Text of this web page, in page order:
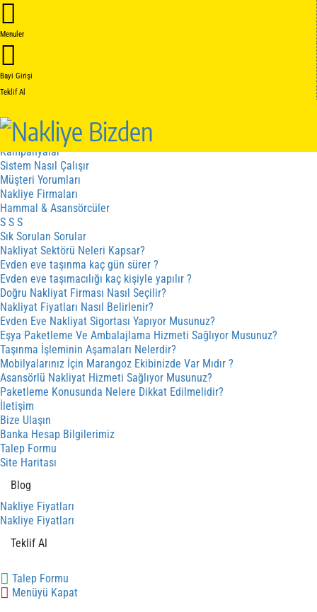
Menuler
Bayi Girişi
Teklif Al
Hakkımızda
Hakkımızda
Hizmetler
Hizmet Sözleşmesi
İptal - İade Sözleşmesi
Fiyat cizergesi
Hizmetler
Kampanyalar
Sistem Nasıl Çalışır
Müşteri Yorumları
Nakliye Firmaları
Hammal & Asansörcüler
S S S
Sık Sorulan Sorular
Nakliyat Sektörü Neleri Kapsar?
Evden eve taşınma kaç gün sürer ?
Evden eve taşımacılığı kaç kişiyle yapılır ?
Doğru Nakliyat Firması Nasıl Seçilir?
Nakliyat Fiyatları Nasıl Belirlenir?
Evden Eve Nakliyat Sigortası Yapıyor Musunuz?
Eşya Paketleme Ve Ambalajlama Hizmeti Sağlıyor Musunuz?
Taşınma İşleminin Aşamaları Nelerdir?
Mobilyalarınız İçin Marangoz Ekibinizde Var Mıdır ?
Asansörlü Nakliyat Hizmeti Sağlıyor Musunuz?
Paketleme Konusunda Nelere Dikkat Edilmelidir?
İletişim
Bize Ulaşın
Banka Hesap Bilgilerimiz
Talep Formu
Site Haritası
Blog
Nakliye Fiyatları
Nakliye Fiyatları
Teklif Al
Talep Formu
Menüyü Kapat